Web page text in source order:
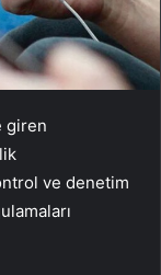
giren
ve denetim